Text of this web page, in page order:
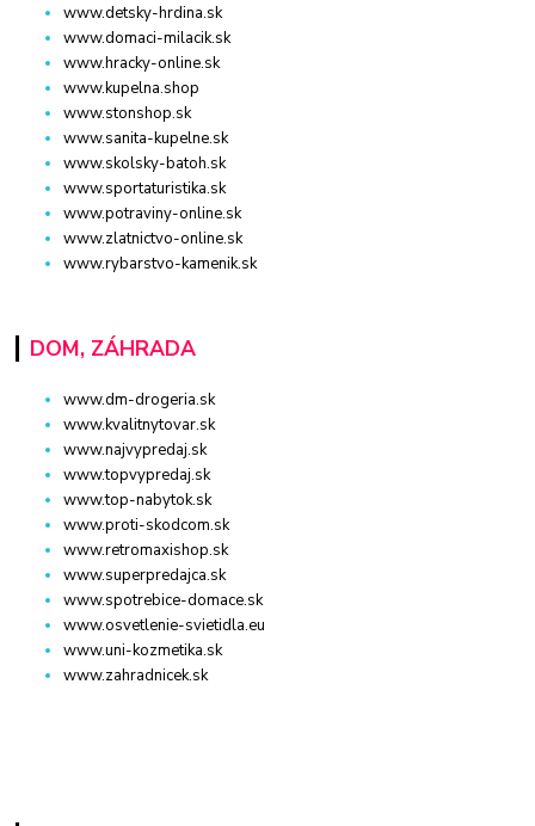
www.detsky-hrdina.sk
www.domaci-milacik.sk
www.hracky-online.sk
www.kupelna.shop
www.stonshop.sk
www.sanita-kupelne.sk
www.skolsky-batoh.sk
www.sportaturistika.sk
www.potraviny-online.sk
www.zlatnictvo-online.sk
www.rybarstvo-kamenik.sk
DOM, ZÁHRADA
www.dm-drogeria.sk
www.kvalitnytovar.sk
www.najvypredaj.sk
www.topvypredaj.sk
www.top-nabytok.sk
www.proti-skodcom.sk
www.retromaxishop.sk
www.superpredajca.sk
www.spotrebice-domace.sk
www.osvetlenie-svietidla.eu
www.uni-kozmetika.sk
www.zahradnicek.sk